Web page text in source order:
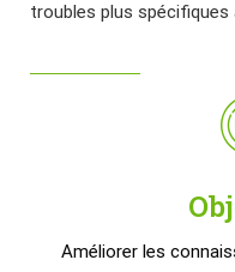
troubles plus
Améliorer les